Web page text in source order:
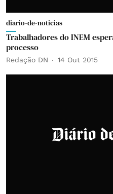
diario-de-noticias
Trabalhadores do INEM
processo
Redação DN 14 Out 2015